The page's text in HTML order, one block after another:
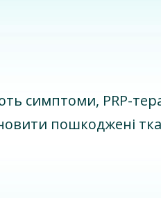
симптоми, PRP-
пошкоджені